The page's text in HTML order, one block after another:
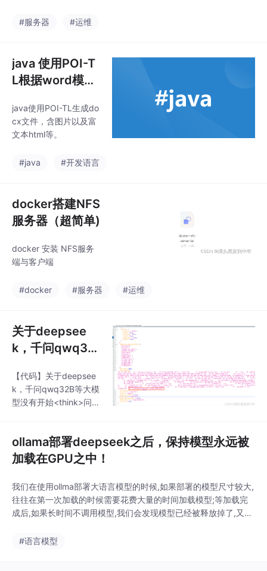
有根据官方文档 vllm-O
d昇腾环境中，所以 我
们需要在容器中安装成
功 vLLM-Omni 并打包
k启动中启动的docker
镜像。打包方式：1.启
动 ascend环境特别说
#服务器 #运维
java 使用POI-T
L根据word模
文件，含图片，
富文本。
java使用POI-TL生成do
cx文件，含图片以及富
文本html等。
#java #开发语言
docker搭建NFS
服务器（超简单)
docker 安装 NFS服务
端与客户端
#docker #服务器 #运维
关于deepsee
k，千问qwq32
开始＜think＞问
题的解决方案！
【代码】关于deepsee
k，千问qwq32B等大模
型没有开始<think>问题
ollama部署deepseek之后，保持模型永远被
加载在GPU之中！
我们在使用ollma部署大语言模型的时候,如果部署的模型尺寸较大,
往往在第一次加载的时候需要花费大量的时间加载模型;等加载完
成后,如果长时间不调用模型,我们会发现模型已经被释放掉了,又要
#语言模型